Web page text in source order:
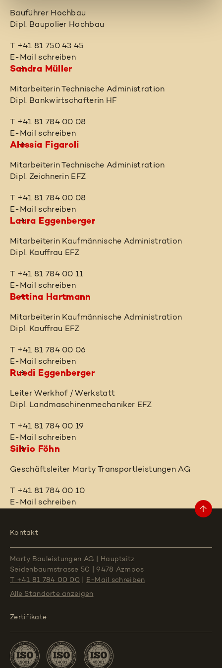
Bauführer Hochbau
Dipl. Baupolier Hochbau
T +41 81 750 43 45
E-Mail schreiben
Sandra Müller
Mitarbeiterin Technische Administration
Dipl. Bankwirtschafterin HF
T +41 81 784 00 08
E-Mail schreiben
Alessia Figaroli
Mitarbeiterin Technische Administration
Dipl. Zeichnerin EFZ
T +41 81 784 00 08
E-Mail schreiben
Laura Eggenberger
Mitarbeiterin Kaufmännische Administration
Dipl. Kauffrau EFZ
T +41 81 784 00 11
E-Mail schreiben
Bettina Hartmann
Mitarbeiterin Kaufmännische Administration
Dipl. Kauffrau EFZ
T +41 81 784 00 06
E-Mail schreiben
Ruedi Eggenberger
Leiter Werkhof / Werkstatt
Dipl. Landmaschinenmechaniker EFZ
T +41 81 784 00 19
E-Mail schreiben
Silvio Föhn
Geschäftsleiter Marty Transportleistungen AG
T +41 81 784 00 10
E-Mail schreiben
Kontakt
Marty Bauleistungen AG
Hauptsitz
Seidenbaumstrasse 50
9478 Azmoos
T +41 81 784 00 00
E-Mail schreiben
Alle Standorte anzeigen
Zertifikate